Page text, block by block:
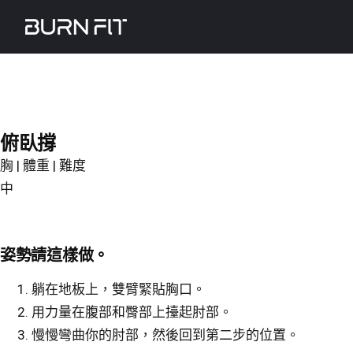
main
Burnfit
(繁
俯臥撐
胸 | 體重 | 難度
中
姿勢請這樣做。
躺在地板上，雙臂緊貼胸口。
用力量在腹部和臀部上擡起肘部。
慢慢彎曲你的肘部，然後回到第二步的位置。